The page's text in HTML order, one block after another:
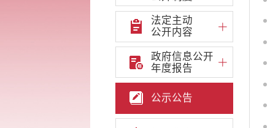
法定主动
公开内容
政府信息公开
年度报告
公示公告